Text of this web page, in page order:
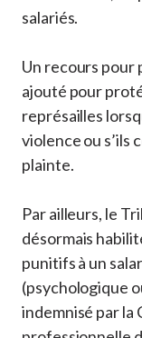
salariés.
Un recours pour
ajouté pour
représailles
violence ou s’ils
plainte.
Par ailleurs, le
désormais
punitifs à un
(psychologique
indemnisé par la